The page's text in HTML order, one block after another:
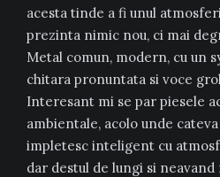
acesta tinde a fi unul
prezinta nimic nou, ci mai
Metal comun, modern, cu un
chitara pronuntata si voce
Interesant mi se par piesele
ambientale, acolo unde
impletesc inteligent cu
dar destul de lungi si